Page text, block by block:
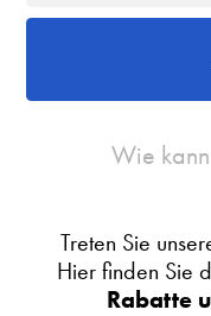
Wie
Treten Sie
Hier finden Sie
Rabatte